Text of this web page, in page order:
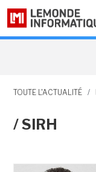
TOUTE L'ACTUALITÉ /
/ SIRH